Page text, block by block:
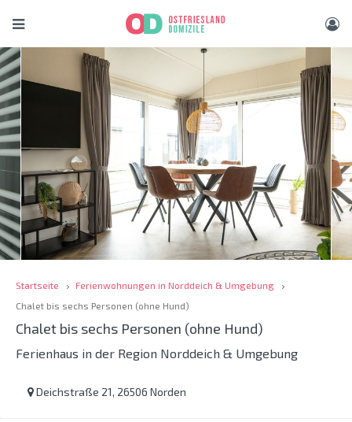
Startseite
Ferienwohnungen in Norddeich & Umgebung
Chalet bis sechs Personen (ohne Hund)
Chalet bis sechs Personen (ohne Hund)
Ferienhaus in der Region Norddeich & Umgebung
Deichstraße 21, 26506 Norden